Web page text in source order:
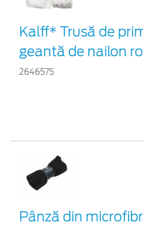
Kalff* Trusă de
geantă de nailon
2646575
Pânză din